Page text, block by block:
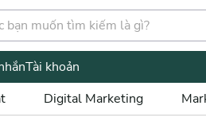
Tài khoản
Digital Marketing